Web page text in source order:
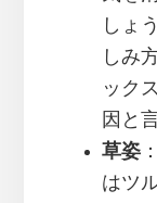
しょ
しみ
ック
因と
草姿
はツ